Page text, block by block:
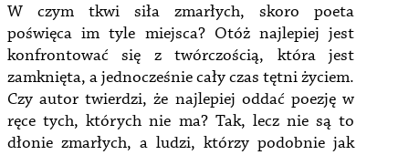
W czym tkwi siła zmarłych, skoro poeta
poświęca im tyle miejsca? Otóż najlepiej jest
konfrontować się z twórczością, która jest
zamknięta, a jednocześnie cały czas tętni życiem.
Czy autor twierdzi, że najlepiej oddać poezję w
ręce tych, których nie ma? Tak, lecz nie są to
dłonie zmarłych, a ludzi, którzy podobnie jak